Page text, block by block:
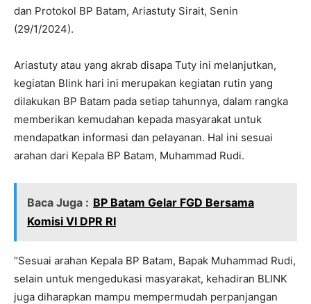
dan Protokol BP Batam, Ariastuty Sirait, Senin
(29/1/2024).
Ariastuty atau yang akrab disapa Tuty ini melanjutkan,
kegiatan Blink hari ini merupakan kegiatan rutin yang
dilakukan BP Batam pada setiap tahunnya, dalam rangka
memberikan kemudahan kepada masyarakat untuk
mendapatkan informasi dan pelayanan. Hal ini sesuai
arahan dari Kepala BP Batam, Muhammad Rudi.
Baca Juga : BP Batam Gelar FGD Bersama
Komisi VI DPR RI
“Sesuai arahan Kepala BP Batam, Bapak Muhammad Rudi,
selain untuk mengedukasi masyarakat, kehadiran BLINK
juga diharapkan mampu mempermudah perpanjangan